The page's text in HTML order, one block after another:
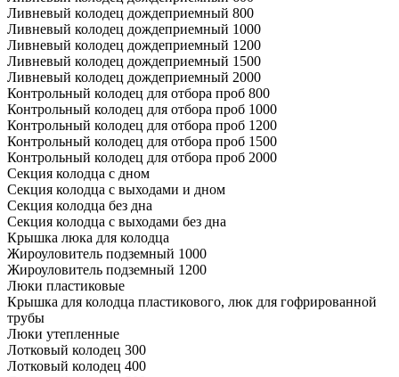
Ливневый колодец дождеприемный 800
Ливневый колодец дождеприемный 1000
Ливневый колодец дождеприемный 1200
Ливневый колодец дождеприемный 1500
Ливневый колодец дождеприемный 2000
Контрольный колодец для отбора проб 800
Контрольный колодец для отбора проб 1000
Контрольный колодец для отбора проб 1200
Контрольный колодец для отбора проб 1500
Контрольный колодец для отбора проб 2000
Секция колодца с дном
Секция колодца с выходами и дном
Секция колодца без дна
Секция колодца с выходами без дна
Крышка люка для колодца
Жироуловитель подземный 1000
Жироуловитель подземный 1200
Люки пластиковые
Крышка для колодца пластикового, люк для гофрированной
трубы
Люки утепленные
Лотковый колодец 300
Лотковый колодец 400